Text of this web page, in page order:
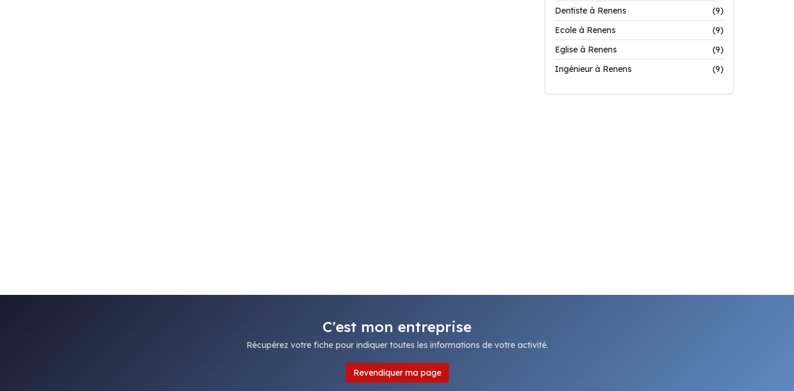
Dentiste à Renens
(9)
Ecole à Renens
(9)
Eglise à Renens
(9)
Ingénieur à Renens
(9)
C'est mon entreprise
Récupérez votre fiche pour indiquer toutes les informations de votre activité.
Revendiquer ma page